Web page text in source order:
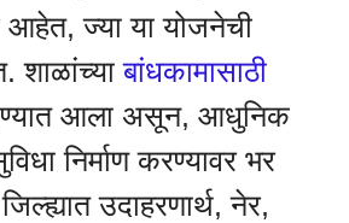
आहेत, ज्या या योजनेची
शाळांच्याबांधकामासाठी
आला असून, आधुनिक
निर्माण करण्यावर भर
उदाहरणार्थ, नेर,